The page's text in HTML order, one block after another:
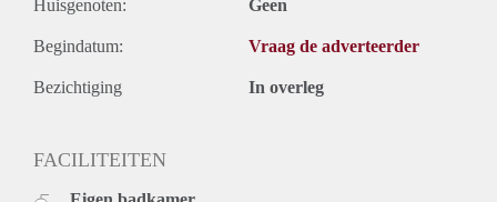
Huisgenoten: Geen
Begindatum: Vraag de adverteerder
Bezichtiging In overleg
FACILITEITEN